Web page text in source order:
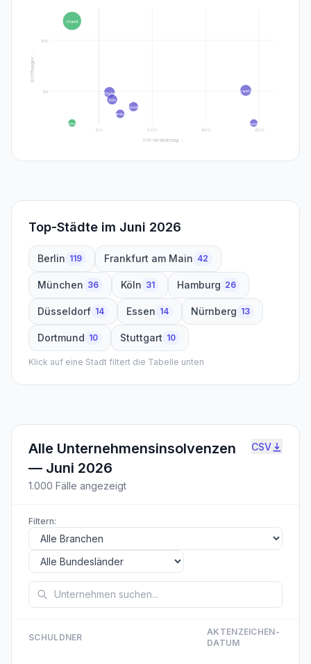
50
100
0% 20% 40% 60%
Charlot
Frankfu
München
Köln
Düsseld
Hamburg
Dortmun Essen
YoY-Veränderung →
Eröffnungen →
Top-Städte im Juni 2026
Berlin 119 Frankfurt am Main 42
München 36 Köln 31 Hamburg 26
Düsseldorf 14 Essen 14 Nürnberg 13
Dortmund 10 Stuttgart 10
Klick auf eine Stadt filtert die Tabelle unten
Alle Unternehmensinsolvenzen
— Juni 2026
1.000 Fälle angezeigt
CSV
Filtern:
SCHULDNER
AKTENZEICHEN­
DATUM